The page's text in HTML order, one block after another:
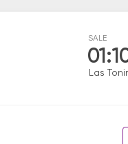
SALE
Las